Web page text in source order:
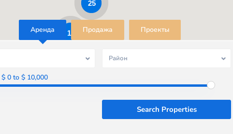
25
18
Aренда Продажа Проекты
Район
$ 0 to $ 10,000